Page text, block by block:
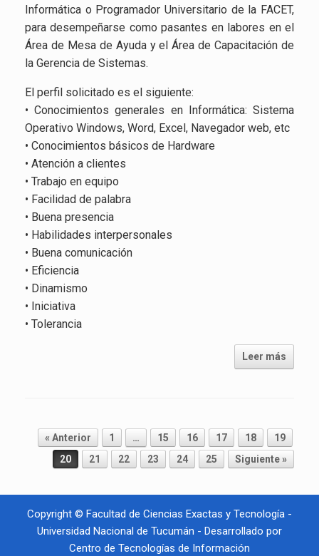
Informática o Programador Universitario de la FACET,
para desempeñarse como pasantes en labores en el
Área de Mesa de Ayuda y el Área de Capacitación de
la Gerencia de Sistemas.
El perfil solicitado es el siguiente:
• Conocimientos generales en Informática: Sistema
Operativo Windows, Word, Excel, Navegador web, etc
• Conocimientos básicos de Hardware
• Atención a clientes
• Trabajo en equipo
• Facilidad de palabra
• Buena presencia
• Habilidades interpersonales
• Buena comunicación
• Eficiencia
• Dinamismo
• Iniciativa
• Tolerancia
Leer más
Navegador de artículos
« Anterior 1 … 15 16 17 18
19
20
21 22 23 24 25 Siguiente »
Copyright © Facultad de Ciencias Exactas y Tecnología -
Universidad Nacional de Tucumán - Desarrollado por
Centro de Tecnologías de Información